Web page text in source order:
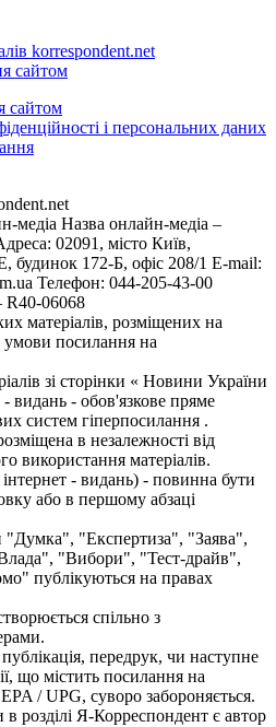
korrespondent.net
сайтом
сайтом
і персональних даних
медіа Назва онлайн-медіа –
02091, місто Київ,
172-Б, офіс 208/1 E-mail:
Телефон: 044-205-43-00
R40-06068
матеріалів, розміщених на
умови посилання на
зі сторінки « Новини України
- видань - обов'язкове пряме
систем гіперпосилання .
в незалежності від
використання матеріалів.
- видань) - повинна бути
або в першому абзаці
"Думка", "Експертиза", "Заява",
"Вибори", "Тест-драйв",
публікуються на правах
спільно з
передрук, чи наступне
що містить посилання на
/ UPG, суворо забороняється.
розділі Я-Корреспондент є автор